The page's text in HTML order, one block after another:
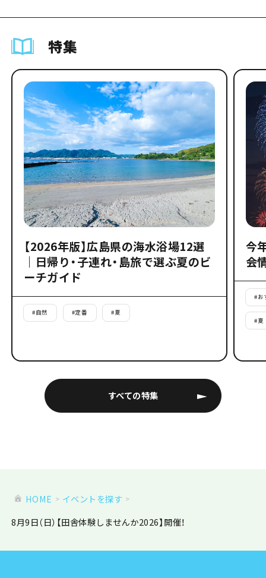
特集
すべての特集
【2026年版】広島県の海水浴場12選
｜日帰り・子連れ・島旅で選ぶ夏のビ
ーチガイド
#自然 #定番 #夏
今
会
#お
#夏
HOME
イベントを探す
8月9日（日）【田舎体験しませんか2026】開催！